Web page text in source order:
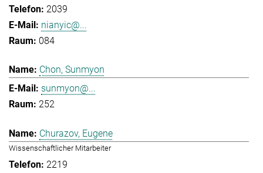
2039
nianyic@...
084
Chon, Sunmyon
sunmyon@...
252
Churazov, Eugene
Wissenschaftlicher Mitarbeiter
2219